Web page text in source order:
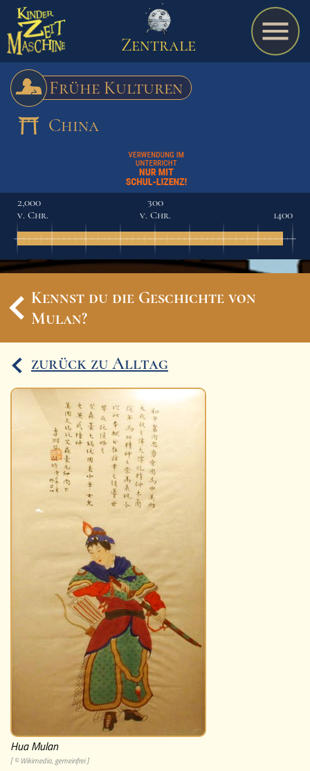
Spiel
Termine
Schulmaterialien
Zentrale
Frühe Kulturen
China
2,000
v. Chr.
300
v. Chr.
1400
Ereignisse
Lucys Wissensbox
Karte
Quiz
Memospiel
Videos
Mach mit!
Buchtipps
Schulmaterialien
Museen
Kennst du die Geschichte von
Mulan?
zurück zu Alltag
Hua Mulan
[ © Wikimedia, gemeinfrei ]